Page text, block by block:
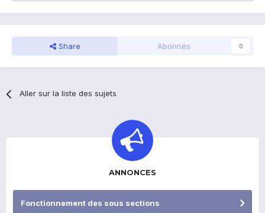
Share Abonnés 0
Aller sur la liste des sujets
ANNONCES
Fonctionnement des sous sections